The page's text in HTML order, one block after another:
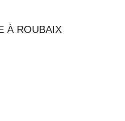
À ROUBAIX